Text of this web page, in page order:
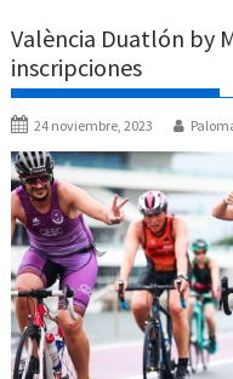
València Duatlón by
inscripciones
24 noviembre, 2023